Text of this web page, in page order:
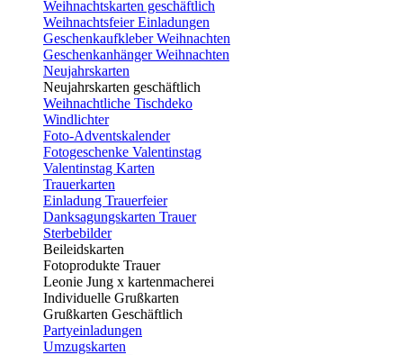
Weihnachtskarten geschäftlich
Weihnachtsfeier Einladungen
Geschenkaufkleber Weihnachten
Geschenkanhänger Weihnachten
Neujahrskarten
Neujahrskarten geschäftlich
Weihnachtliche Tischdeko
Windlichter
Foto-Adventskalender
Fotogeschenke Valentinstag
Valentinstag Karten
Trauerkarten
Einladung Trauerfeier
Danksagungskarten Trauer
Sterbebilder
Beileidskarten
Fotoprodukte Trauer
Leonie Jung x kartenmacherei
Individuelle Grußkarten
Grußkarten Geschäftlich
Partyeinladungen
Umzugskarten